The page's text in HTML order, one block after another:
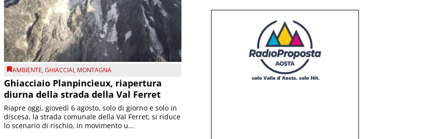
AMBIENTE,GHIACCIAI, MONTAGNA
Ghiacciaio Planpincieux, riapertura
diurna della strada della Val Ferret
Riapre oggi, giovedì 6 agosto, solo di giorno e solo in
discesa, la strada comunale della Val Ferret; si riduce
lo scenario di rischio, in movimento u...